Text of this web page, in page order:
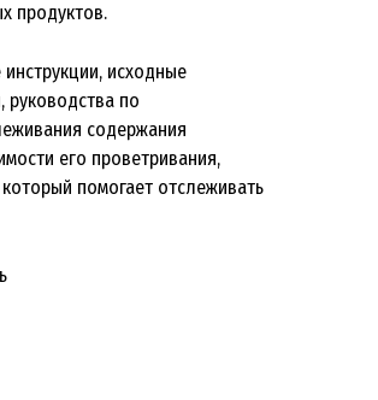
продуктов.
исходные
руководства по
содержания
его проветривания,
помогает отслеживать